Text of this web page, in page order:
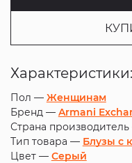
Характеристики:
Пол — Женщинам
Бренд — Armani
Страна
Тип товара — Блузы с
Цвет — Серый